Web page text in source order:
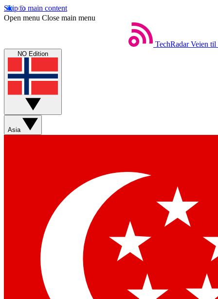
Skip to main content
Open menu Close main menu
TechRadar Veien til
NO Edition
Asia